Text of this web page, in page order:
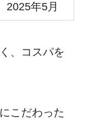
2025年5月
、コスパを
こだわった